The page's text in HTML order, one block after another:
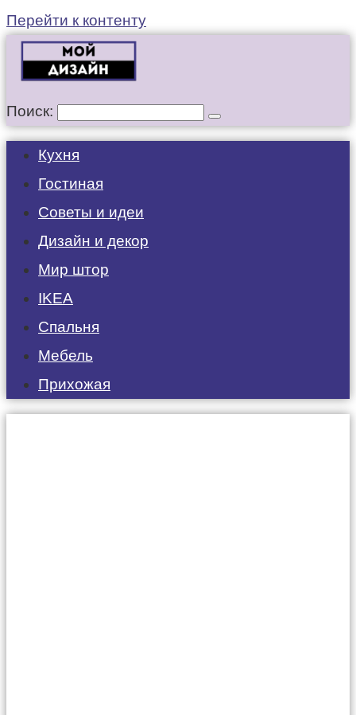
Перейти к контенту
Поиск:
Кухня
Гостиная
Советы и идеи
Дизайн и декор
Мир штор
IKEA
Спальня
Мебель
Прихожая